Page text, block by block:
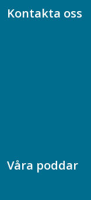
Kontakta oss
Våra poddar